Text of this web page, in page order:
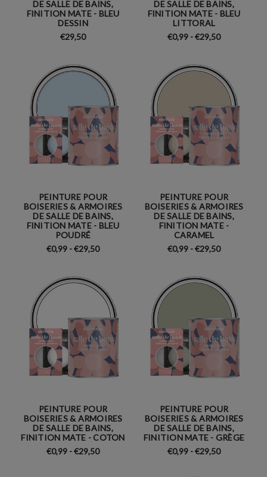
DE SALLE DE BAINS,
FINITION MATE - BLEU
DESSIN
€29,50
DE SALLE DE BAINS,
FINITION MATE - BLEU
LITTORAL
€0,99 - €29,50
PEINTURE POUR
BOISERIES & ARMOIRES
DE SALLE DE BAINS,
FINITION MATE - BLEU
POUDRÉ
€0,99 - €29,50
PEINTURE POUR
BOISERIES & ARMOIRES
DE SALLE DE BAINS,
FINITION MATE -
CARAMEL
€0,99 - €29,50
PEINTURE POUR
BOISERIES & ARMOIRES
DE SALLE DE BAINS,
FINITION MATE - COTON
€0,99 - €29,50
PEINTURE POUR
BOISERIES & ARMOIRES
DE SALLE DE BAINS,
FINITION MATE - GRÈGE
€0,99 - €29,50